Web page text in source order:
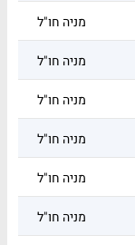
מניה חו"ל
מניה חו"ל
מניה חו"ל
מניה חו"ל
מניה חו"ל
מניה חו"ל